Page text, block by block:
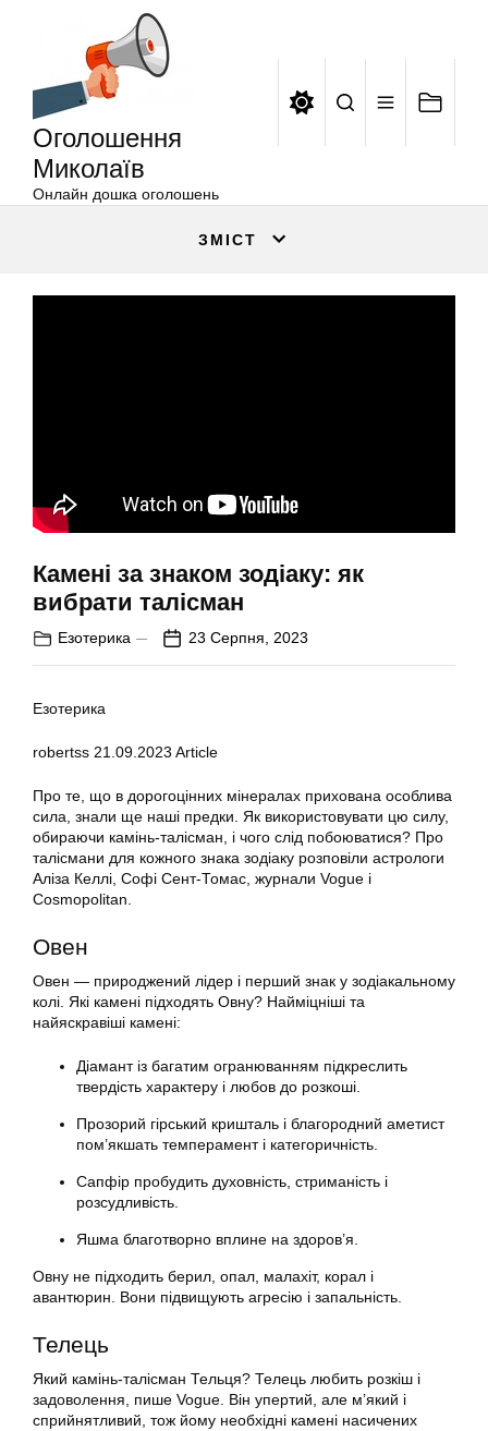
Оголошення
Миколаїв
Онлайн дошка оголошень
ЗМІСТ
Камені за знаком зодіаку: як
вибрати талісман
Езотерика 23 Серпня, 2023
Езотерика
robertss 21.09.2023 Article
Про те, що в дорогоцінних мінералах прихована особлива
сила, знали ще наші предки. Як використовувати цю силу,
обираючи камінь-талісман, і чого слід побоюватися? Про
талісмани для кожного знака зодіаку розповіли астрологи
Аліза Келлі, Софі Сент-Томас, журнали Vogue і
Cosmopolitan.
Овен
Овен — природжений лідер і перший знак у зодіакальному
колі. Які камені підходять Овну? Найміцніші та
найяскравіші камені:
Діамант із багатим огранюванням підкреслить
твердість характеру і любов до розкоші.
Прозорий гірський кришталь і благородний аметист
пом’якшать темперамент і категоричність.
Сапфір пробудить духовність, стриманість і
розсудливість.
Яшма благотворно вплине на здоров’я.
Овну не підходить берил, опал, малахіт, корал і
авантюрин. Вони підвищують агресію і запальність.
Телець
Який камінь-талісман Тельця? Телець любить розкіш і
задоволення, пише Vogue. Він упертий, але м’який і
сприйнятливий, тож йому необхідні камені насичених